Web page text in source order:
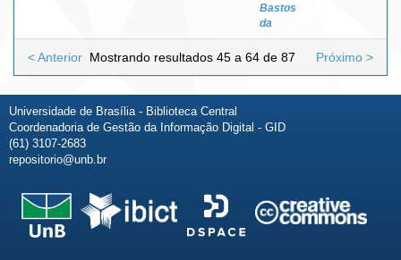
Bastos
da
Mostrando resultados 45 a 64 de 87
< Anterior Próximo >
Universidade de Brasília - Biblioteca Central
Coordenadoria de Gestão da Informação Digital - GID
(61) 3107-2683
repositorio@unb.br